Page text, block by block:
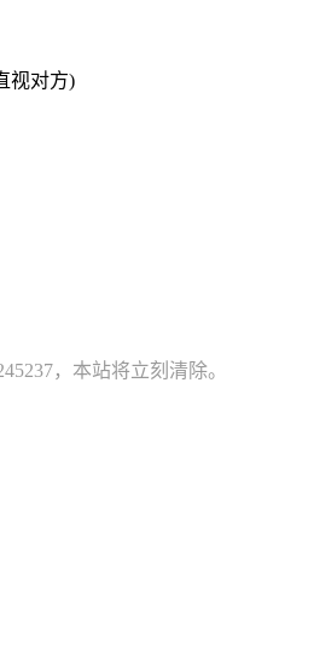
视对方)
，本站将立刻清除。